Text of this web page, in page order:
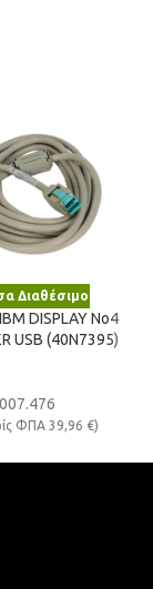
Διαθέσιμο
DISPLAY No4
USB (40N7395)
ΦΠΑ 39,96 €)